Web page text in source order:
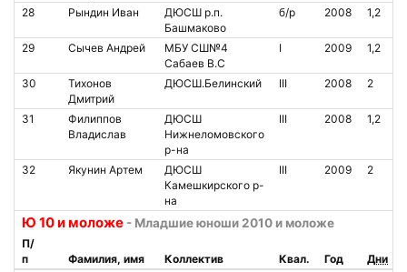
28 Рындин Иван
ДЮСШ р.п.
Башмаково
б/р 2008 1,2
29 Сычев Андрей
МБУ СШ№4
Сабаев В.С
I 2009 1,2
30
Тихонов
Дмитрий
ДЮСШ.Белинский III 2008 2
31
Филиппов
Владислав
ДЮСШ
Нижнеломовского
р-на
III 2008 1,2
32 Якунин Артем
ДЮСШ
Камешкирского р-
на
III 2009 2
Ю 10 и моложе - Младшие юноши 2010 и моложе
П/
п
Фамилия, имя Коллектив Квал. Год
Дни